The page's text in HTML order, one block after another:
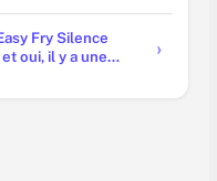
Fry Silence
oui, il y a une